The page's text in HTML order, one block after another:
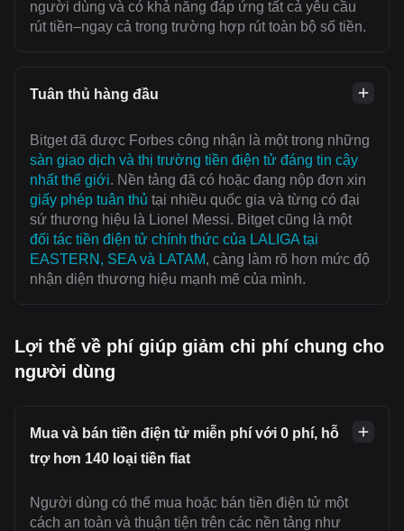
người dùng và có khả năng đáp ứng tất cả yêu cầu
rút tiền–ngay cả trong trường hợp rút toàn bộ số tiền.
Tuân thủ hàng đầu
Bitget đã được Forbes công nhận là một trong những
sàn giao dịch và thị trường tiền điện tử đáng tin cậy
nhất thế giới. Nền tảng đã có hoặc đang nộp đơn xin
giấy phép tuân thủ tại nhiều quốc gia và từng có đại
sứ thương hiệu là Lionel Messi. Bitget cũng là một
đối tác tiền điện tử chính thức của LALIGA tại
EASTERN, SEA và LATAM, càng làm rõ hơn mức độ
nhận diện thương hiệu mạnh mẽ của mình.
Lợi thế về phí giúp giảm chi phí chung cho
người dùng
Mua và bán tiền điện tử miễn phí với 0 phí, hỗ
trợ hơn 140 loại tiền fiat
Người dùng có thể mua hoặc bán tiền điện tử một
cách an toàn và thuận tiện trên các nền tảng như